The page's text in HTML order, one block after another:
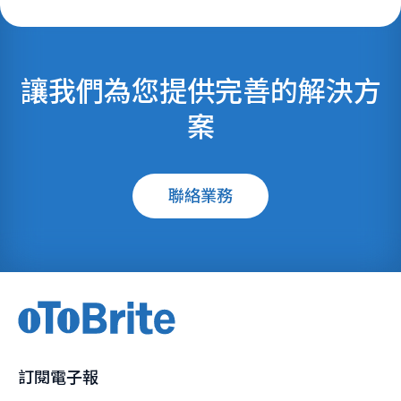
讓我們為您提供完善的解決方
案
聯絡業務
訂閱電子報